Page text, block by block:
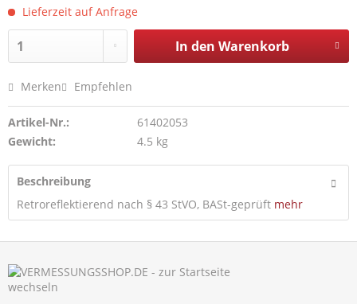
Lieferzeit auf Anfrage
In den Warenkorb
Merken Empfehlen
Artikel-Nr.:
61402053
Gewicht:
4.5 kg
Beschreibung
Retroreflektierend nach § 43 StVO, BASt-geprüft mehr